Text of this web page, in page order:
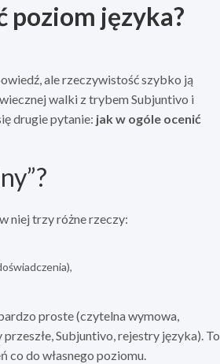
poziom języka?
ale rzeczywistość szybko ją
walki z trybem Subjuntivo i
drugie pytanie: jak w ogóle ocenić
niej trzy różne rzeczy:
proste (czytelna wymowa,
Subjuntivo, rejestry języka). To
co do własnego poziomu.